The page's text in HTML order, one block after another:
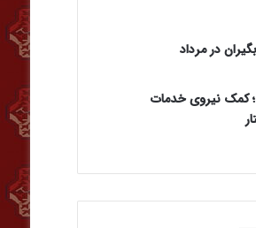
در مرداد
کمک نیروی خدمات